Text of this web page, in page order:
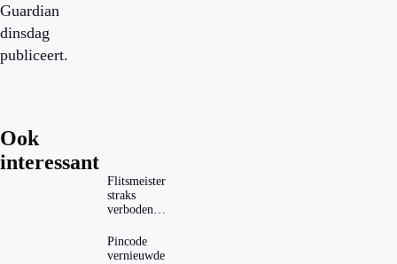
Guardian
dinsdag
publiceert.
Ook
interessant
Flitsmeister
straks
verboden?
regels in
Nederland
Pincode
vernieuwde